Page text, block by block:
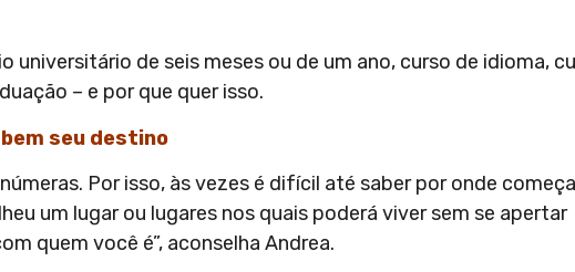
universitário de seis meses ou de um ano, curso de idioma,
– e por que quer isso.
seu destino
Por isso, às vezes é difícil até saber por onde
um lugar ou lugares nos quais poderá viver sem se apertar
quem você é”, aconselha Andrea.